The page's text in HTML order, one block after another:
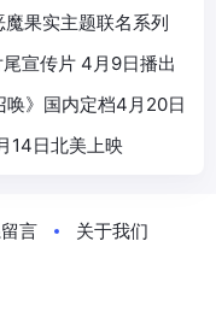
果实主题联名系列
宣传片 4月9日播出
》国内定档4月20日
14日北美上映
言 关于我们